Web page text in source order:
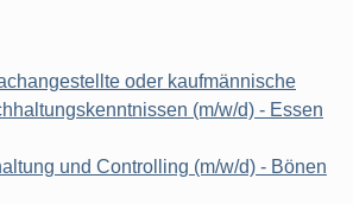
oder kaufmännische
(m/w/d) - Essen
und Controlling (m/w/d) - Bönen